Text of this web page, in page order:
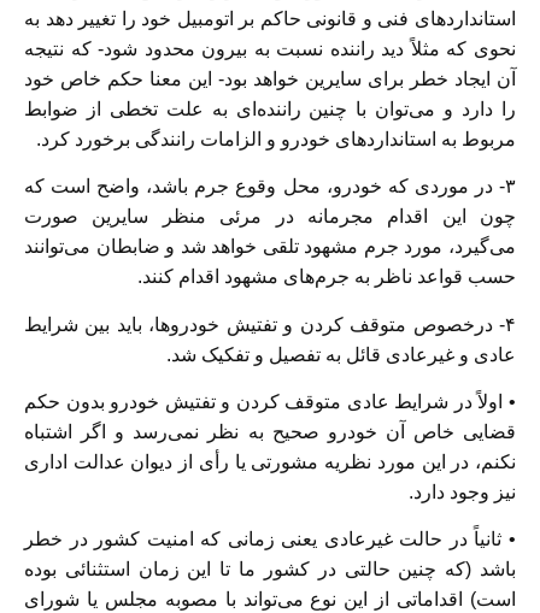
استانداردهای فنی و قانونی حاکم بر اتومبیل خود را تغییر دهد به
نحوی که مثلاً دید راننده نسبت به بیرون محدود شود- که نتیجه
آن ایجاد خطر برای سایرین خواهد بود- این معنا حکم خاص خود
را دارد و می‌توان با چنین راننده‌ای به علت تخطی از ضوابط
مربوط به استانداردهای خودرو و الزامات رانندگی برخورد کرد.
٣- در موردی که خودرو، محل وقوع جرم باشد، واضح است که
چون این اقدام مجرمانه در مرئی منظر سایرین صورت
می‌گیرد، مورد جرم مشهود تلقی خواهد شد و ضابطان می‌توانند
حسب قواعد ناظر به جرم‌های مشهود اقدام کنند.
۴- درخصوص متوقف کردن و تفتیش خودرو‌ها، باید بین شرایط
عادی و غیرعادی قائل به تفصیل و تفکیک شد.
• اولاً در شرایط عادی متوقف کردن و تفتیش خودرو بدون حکم
قضایی خاص آن خودرو صحیح به نظر نمی‌رسد و اگر اشتباه
نکنم، در این مورد نظریه مشورتی یا رأی از دیوان عدالت اداری
نیز وجود دارد.
• ثانیاً در حالت غیرعادی یعنی زمانی که امنیت کشور در خطر
باشد (که چنین حالتی در کشور ما تا این زمان استثنائی بوده
است) اقداماتی از این نوع می‌تواند با مصوبه مجلس یا شورای